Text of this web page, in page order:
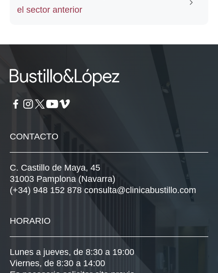
el sector anterior
CONTACTO
C. Castillo de Maya, 45
31003 Pamplona (Navarra)
(+34) 948 152 878 consulta@clinicabustillo.com
HORARIO
Lunes a jueves, de 8:30 a 19:00
Viernes, de 8:30 a 14:00